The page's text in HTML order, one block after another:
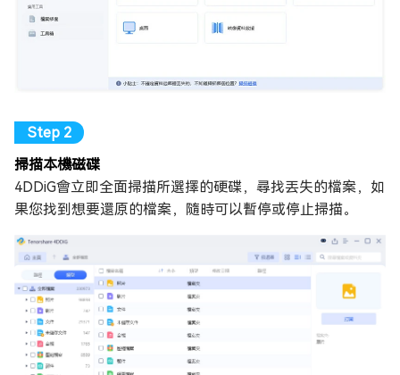
掃描本機磁碟
4DDiG會立即全面掃描所選擇的硬碟，尋找丟失的檔案，如
果您找到想要還原的檔案，隨時可以暫停或停止掃描。